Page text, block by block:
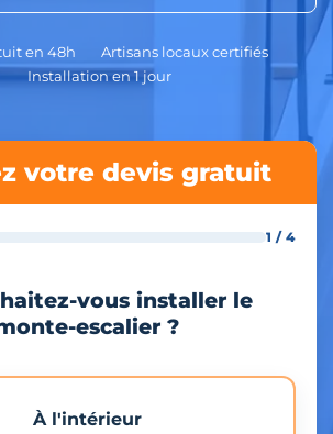
en 48h
Artisans locaux certifiés
Installation en 1 jour
votre devis gratuit
1 / 4
vous installer le
escalier ?
À l'intérieur